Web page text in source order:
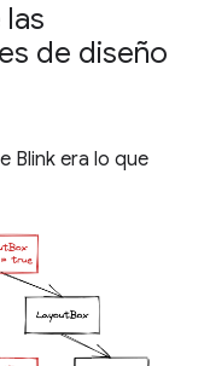
de diseño
Blink era lo que